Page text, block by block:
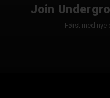
Join
Først med